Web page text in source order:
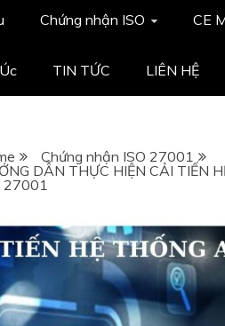
Chứng nhận ISO CE
TIN TỨC LIÊN HỆ
Chứng nhận ISO 27001
DẪN THỰC HIỆN CẢI TIẾN
27001